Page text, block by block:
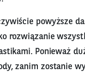
powyższe
rozwiązanie
Ponieważ
zanim zostanie